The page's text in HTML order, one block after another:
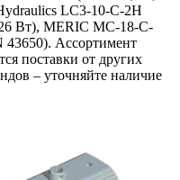
LC3-10-C-2H
Вт), MERIC MC-18-C-
Ассортимент
поставки от других
– уточняйте наличие